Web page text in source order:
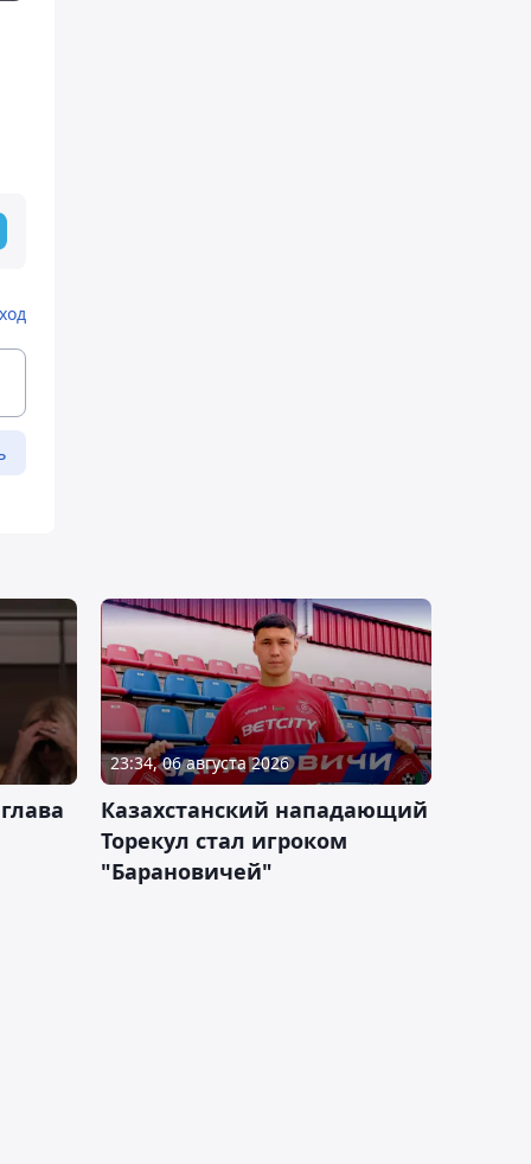
23:34, 06 августа 2026
Казахстанский нападающий
Торекул стал игроком
"Барановичей"